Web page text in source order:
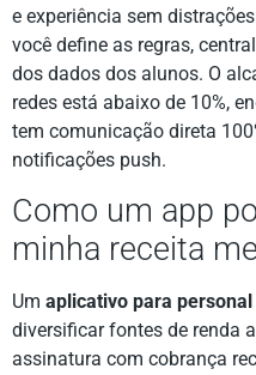
e experiência sem
você define as regras,
dos dados dos alunos. O
redes está abaixo de 10%,
tem comunicação direta
notificações push.
Como um app
minha receita
Um aplicativo para
diversificar fontes de renda
assinatura com cobrança